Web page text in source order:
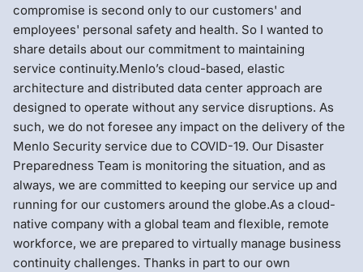
compromise is second only to our customers' and
employees' personal safety and health. So I wanted to
share details about our commitment to maintaining
service continuity.Menlo’s cloud-based, elastic
architecture and distributed data center approach are
designed to operate without any service disruptions. As
such, we do not foresee any impact on the delivery of the
Menlo Security service due to COVID-19. Our Disaster
Preparedness Team is monitoring the situation, and as
always, we are committed to keeping our service up and
running for our customers around the globe.As a cloud-
native company with a global team and flexible, remote
workforce, we are prepared to virtually manage business
continuity challenges. Thanks in part to our own